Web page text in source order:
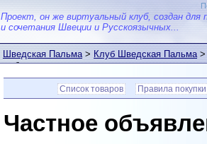
Проект, он же виртуальный клуб, создан для
и сочетания Швеции и Русскоязычных...
Шведская Пальма>Клуб Шведская Пальма
выбранном товаре.
Список товаров Правила покупки
Частное